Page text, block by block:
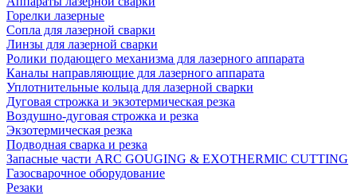
Горелки лазерные
Сопла для лазерной сварки
Линзы для лазерной сварки
Ролики подающего механизма для лазерного аппарата
Каналы направляющие для лазерного аппарата
Уплотнительные кольца для лазерной сварки
Дуговая строжка и экзотермическая резка
Воздушно-дуговая строжка и резка
Экзотермическая резка
Подводная сварка и резка
Запасные части ARC GOUGING & EXOTHERMIC CUTTING
Газосварочное оборудование
Резаки